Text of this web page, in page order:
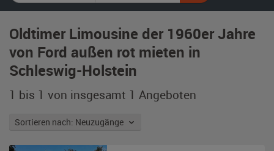
Oldtimer Limousine der 1960er Jahre
von Ford außen rot mieten in
Schleswig-Holstein
1 bis 1 von insgesamt 1 Angeboten
Sortieren nach: Neuzugänge